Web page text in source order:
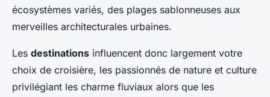
écosystèmes variés, des plages sablonneuses aux
merveilles architecturales urbaines.
Les destinations influencent donc largement votre
choix de croisière, les passionnés de nature et culture
privilégiant les charme fluviaux alors que les